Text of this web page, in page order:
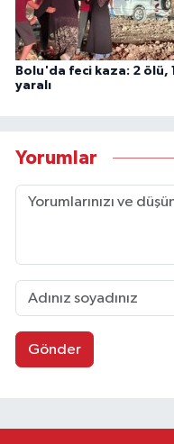
Bolu'da feci kaza: 2 ölü, 1
yaralı
Yorumlar
Gönder